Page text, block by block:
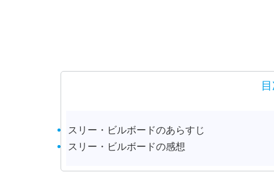
スリー・ビルボードのあらすじ
スリー・ビルボードの感想